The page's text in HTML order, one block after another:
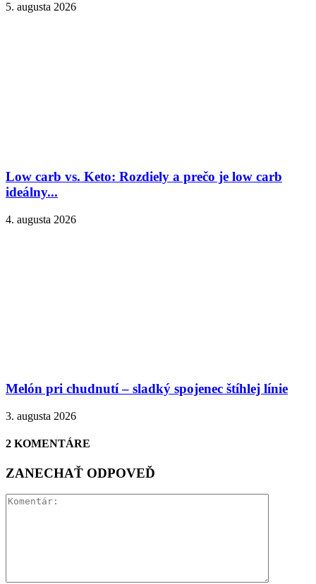
5. augusta 2026
Low carb vs. Keto: Rozdiely a prečo je low carb
ideálny...
4. augusta 2026
Melón pri chudnutí – sladký spojenec štíhlej línie
3. augusta 2026
2 KOMENTÁRE
ZANECHAŤ ODPOVEĎ